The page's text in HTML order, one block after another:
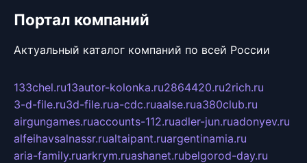
Портал компаний
Актуальный каталог компаний по всей России
133chel.ru13autor-kolonka.ru2864420.ru2rich.ru
3-d-file.ru3d-file.rua-cdc.ruaalse.rua380club.ru
airgungames.ruaccounts-112.ruadler-jun.ruadonyev.ru
alfeihavsalnassr.rualtaipant.ruargentinamia.ru
aria-family.ruarkrym.ruashanet.rubelgorod-day.ru